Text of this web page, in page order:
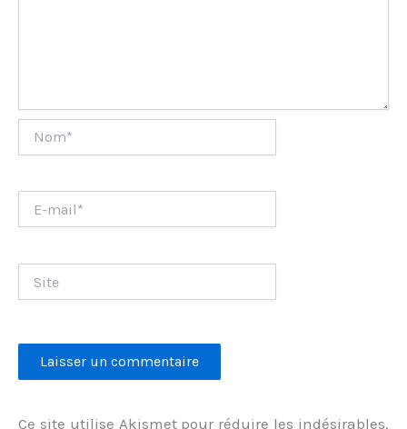
mail*
Ce site utilise Akismet pour réduire les indésirables.